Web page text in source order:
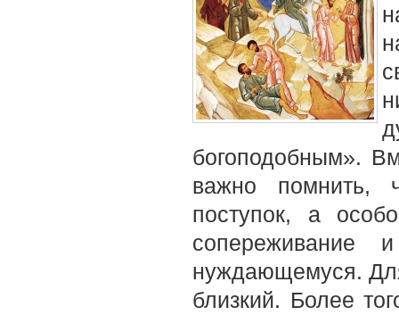
богоподобным».
важно помнить,
поступок, а
сопереживание
нуждающемуся.
близкий. Более